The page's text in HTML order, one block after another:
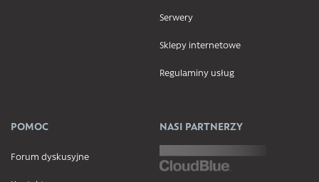
Serwery
Sklepy internetowe
Regulaminy usług
POMOC
Forum dyskusyjne
NASI PARTNERZY